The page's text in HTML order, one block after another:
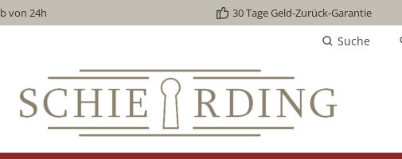
von 24h 30 Tage Geld-Zurück-Garantie
Suche